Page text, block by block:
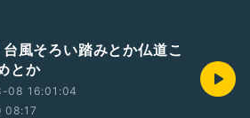
風そろい踏みとか仏道こ
とか
08 16:01:04
08:17